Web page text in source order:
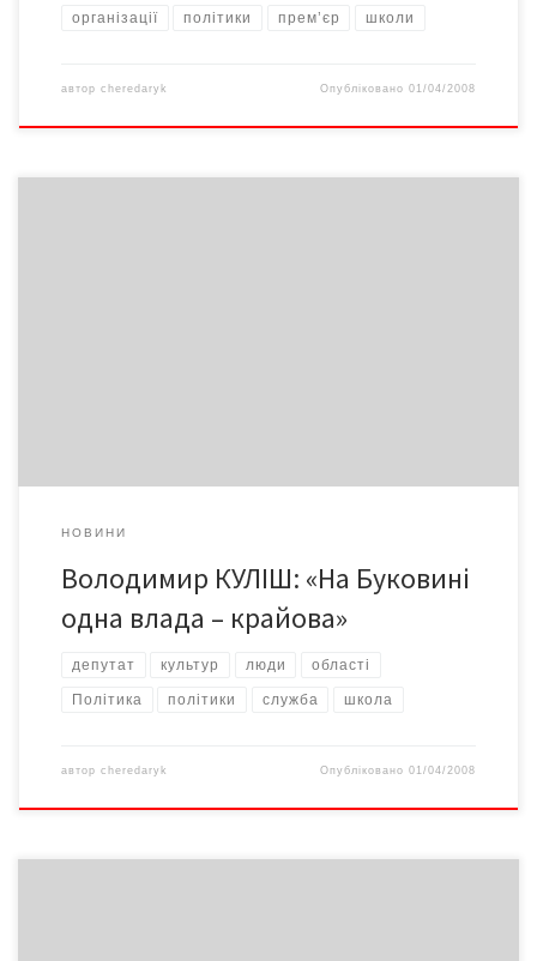
організації політики прем’єр школи
автор cheredaryk Опубліковано01/04/2008
НОВИНИ
Володимир КУЛІШ: «На Буковині
одна влада – крайова»
депутат культур люди області
Політика політики служба школа
автор cheredaryk Опубліковано01/04/2008